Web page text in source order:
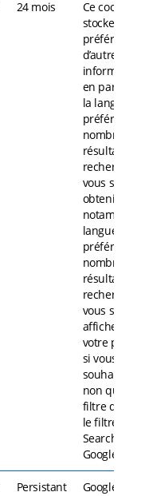
24 mois
Ce cookie
stocke vos
d’autres
en
la langue
préférée, le
nombre de
résultats
recherche
vous
obtenir.
langue
préférée, le
nombre de
résultats
recherche
vous
afficher sur
votre page,
si vous
souhaitez
non que le
filtre de
le filtre
Search de
Google.
Persistant
Google